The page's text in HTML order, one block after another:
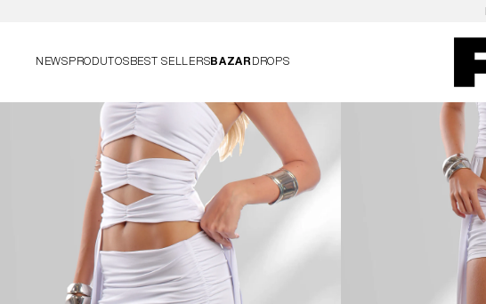
NEWSPRODUTOSBEST SELLERSBAZARDROPS